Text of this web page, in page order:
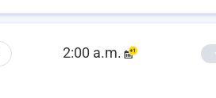
2:00 a.m.